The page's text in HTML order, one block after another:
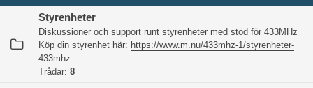
Styrenheter
Diskussioner och support runt styrenheter med stöd för 433MHz
Köp din styrenhet här: https://www.m.nu/433mhz-1/styrenheter-
433mhz
Trådar: 8